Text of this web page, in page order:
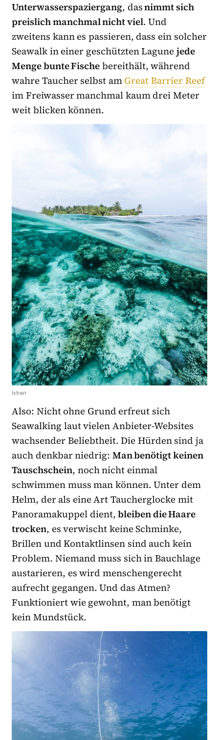
Unterwasserspaziergang, dasnimmt sich
preislich manchmal nicht viel. Und
zweitens kann es passieren, dass ein solcher
Seawalk in einer geschützten Lagunejede
Menge bunte Fischebereithält, während
wahre Taucher selbst amGreat Barrier Reef
im Freiwasser manchmal kaum drei Meter
weit blicken können.
Ishan
Also: Nicht ohne Grund erfreut sich
Seawalking laut vielen Anbieter-Websites
wachsender Beliebtheit. Die Hürden sind ja
auch denkbar niedrig: Man benötigt keinen
Tauschschein, noch nicht einmal
schwimmen muss man können. Unter dem
Helm, der als eine Art Taucherglocke mit
Panoramakuppel dient,bleiben die Haare
trocken, es verwischt keine Schminke,
Brillen und Kontaktlinsen sind auch kein
Problem. Niemand muss sich in Bauchlage
austarieren, es wird menschengerecht
aufrecht gegangen. Und das Atmen?
Funktioniert wie gewohnt, man benötigt
kein Mundstück.